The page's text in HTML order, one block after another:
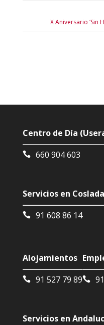
X Aniversario ‘Sin
Centro de Día
660 904 603
Servicios en Coslada
91 608 86 14
Alojamientos
91 527 79 89
Servicios en